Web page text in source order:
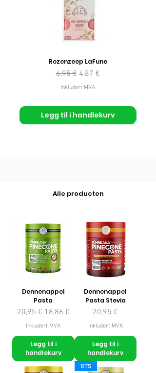
Rozenzeep LaFune
Vanlig pris
6,95 € Salgspris
4,87 €
Inkludert MVA
Legg til i handlekurv
Alle producten
Dennenappel
Pasta
Vanlig pris
20,95 € Salgspris
18,86 €
Inkludert MVA
Legg til i
handlekurv
Dennenappel
Pasta Stevia
Pris
20,95 €
Inkludert MVA
Legg til i
handlekurv
BTS